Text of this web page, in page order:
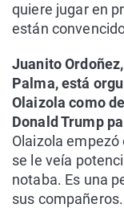
quiere jugar en
están
Juanito
Palma, está
Olaizola como
Donald Trump
Olaizola
se le veía
notaba. Es una
sus